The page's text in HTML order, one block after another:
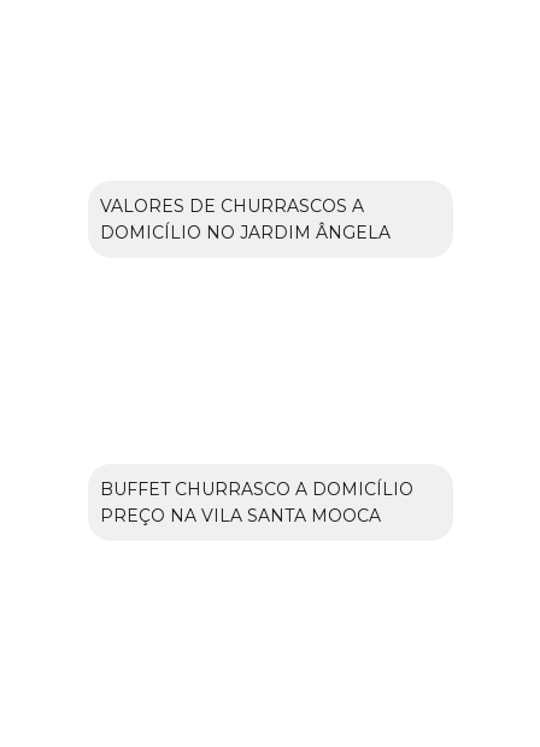
VALORES DE CHURRASCOS A
DOMICÍLIO NO JARDIM ÂNGELA
BUFFET CHURRASCO A DOMICÍLIO
PREÇO NA VILA SANTA MOOCA